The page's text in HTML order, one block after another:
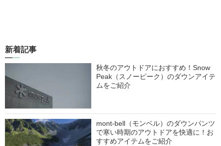
新着記事
秋冬のアウトドアにおすすめ！Snow
Peak（スノーピーク）のダウンアイテ
ムをご紹介
mont-bell（モンベル）のダウンパンツ
で寒い時期のアウトドアを快適に！お
すすめアイテムをご紹介